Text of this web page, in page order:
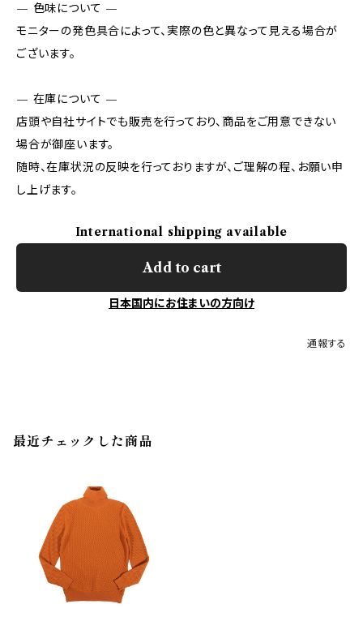
— 色味について —
モニターの発色具合によって、実際の色と異なって見える場合が
ございます。
— 在庫について —
店頭や自社サイトでも販売を行っており、商品をご用意できない
場合が御座います。
随時、在庫状況の反映を行っておりますが、ご理解の程、お願い申
し上げます。
International shipping available
Add to cart
日本国内にお住まいの方向け
通報する
最近チェックした商品